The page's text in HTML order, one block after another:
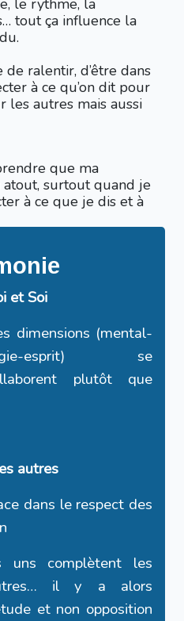
le rythme, la
tout ça influence la
de ralentir, d’être dans
à ce qu’on dit pour
les autres mais aussi
que ma
surtout quand je
à ce que je dis et à
et Soi
dimensions (mental-
esprit) se
plutôt que
autres
dans le respect des
uns complètent les
il y a alors
et non opposition